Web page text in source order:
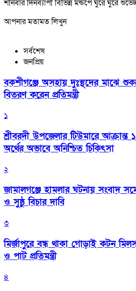
শনিবার দিনব্যাপী বিভিন্ন মন্ডপে ঘুরে ঘুরে
আপনার মতামত লিখুন
সর্বশেষ
জনপ্রিয়
বকশীগঞ্জে অসহায় দুঃস্থদের মাঝে
বিতরণ করেন প্রতিমন্ত্রী
১
শ্রীবরদী উপজেলার টিউমারে আক্রান্ত
অর্থের অভাবে অনিশ্চিত চিকিৎসা
২
জামালগঞ্জে হামলার ঘটনায় সংবাদ
ও সুষ্ঠু বিচার দাবি
৩
মির্জাপুরে বন্ধ থাকা গোড়াই কটন
ও পাট প্রতিমন্ত্রী
৪